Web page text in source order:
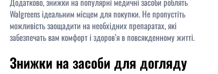
Walgreens ідеальним місцем для покупки. Не пропустіть
можливість заощадити на необхідних препаратах, які
забезпечать вам комфорт і здоров’я в повсякденному житті.
Знижки на засоби для догляду